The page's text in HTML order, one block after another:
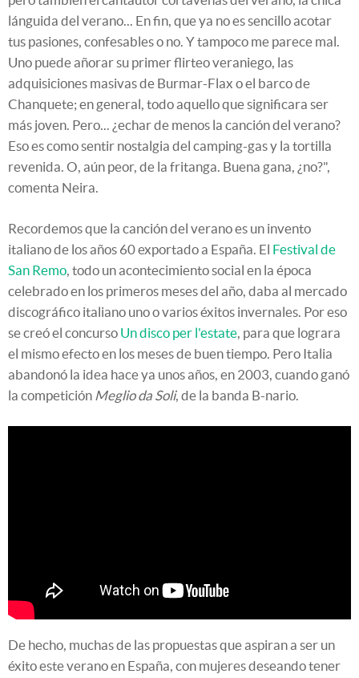
lánguida del verano... En fin, que ya no es sencillo acotar
tus pasiones, confesables o no. Y tampoco me parece mal.
Uno puede añorar su primer flirteo veraniego, las
adquisiciones masivas de Burmar-Flax o el barco de
Chanquete; en general, todo aquello que significara ser
más joven. Pero... ¿echar de menos la canción del verano?
Eso es como sentir nostalgia del camping-gas y la tortilla
revenida. O, aún peor, de la fritanga. Buena gana, ¿no?",
comenta Neira.
Recordemos que la canción del verano es un invento
italiano de los años 60 exportado a España. El Festival de
San Remo , todo un acontecimiento social en la época
celebrado en los primeros meses del año, daba al mercado
discográfico italiano uno o varios éxitos invernales. Por eso
se creó el concurso Un disco per l'estate , para que lograra
el mismo efecto en los meses de buen tiempo. Pero Italia
abandonó la idea hace ya unos años, en 2003, cuando ganó
la competición Meglio da Soli, de la banda B-nario.
De hecho, muchas de las propuestas que aspiran a ser un
éxito este verano en España, con mujeres deseando tener